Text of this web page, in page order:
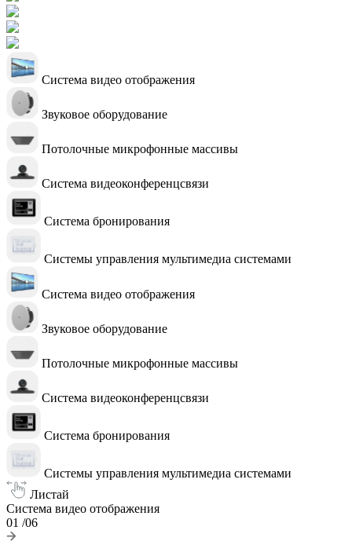
Система видео отображения
Звуковое оборудование
Потолочные микрофонные массивы
Система видеоконференцсвязи
Система бронирования
Системы управления мультимедиа системами
Система видео отображения
Звуковое оборудование
Потолочные микрофонные массивы
Система видеоконференцсвязи
Система бронирования
Системы управления мультимедиа системами
Листай
Система видео отображения
01 /06